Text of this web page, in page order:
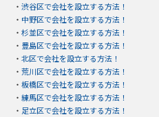
・ 渋谷区で会社を設立する方法！
・ 中野区で会社を設立する方法！
・ 杉並区で会社を設立する方法！
・ 豊島区で会社を設立する方法！
・ 北区で会社を設立する方法！
・ 荒川区で会社を設立する方法！
・ 板橋区で会社を設立する方法！
・ 練馬区で会社を設立する方法！
・ 足立区で会社を設立する方法！